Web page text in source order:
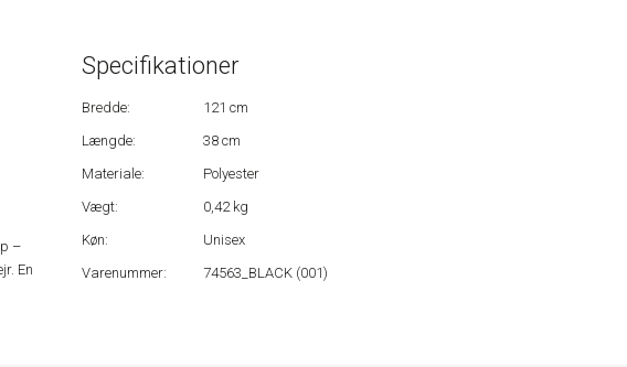
–
En
Specifikationer
Bredde:
121 cm
Længde:
38 cm
Materiale:
Polyester
Vægt:
0,42 kg
Køn:
Unisex
Varenummer:
74563_BLACK (001)